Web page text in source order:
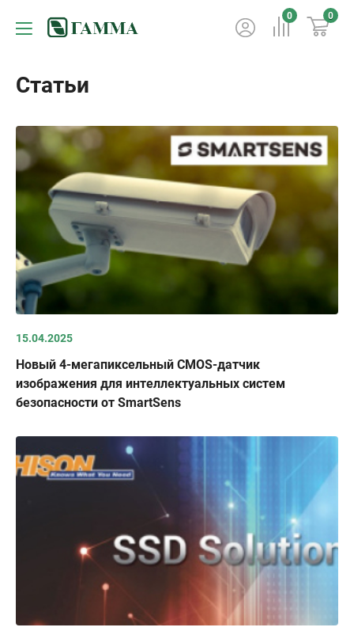
0 0
Статьи
15.04.2025
Новый 4-мегапиксельный CMOS-датчик
изображения для интеллектуальных систем
безопасности от SmartSens